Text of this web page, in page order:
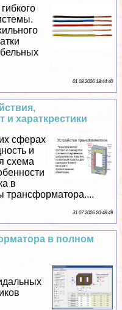
01 08 2026 18:44:40
и хараткрестики
сферах
и
схема
в
трaнcформатора....
31 07 2026 20:48:49
в полном